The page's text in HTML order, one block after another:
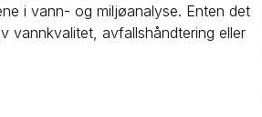
i vann- og miljøanalyse. Enten det
vannkvalitet, avfallshåndtering eller